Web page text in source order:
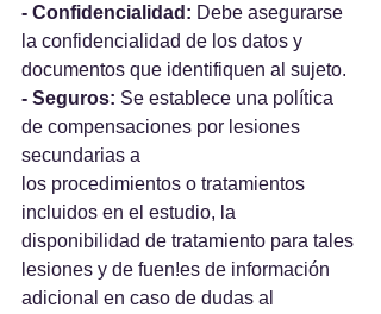
- Confidencialidad: Debe asegurarse
la confidencialidad de los datos y
documentos que identifiquen al sujeto.
- Seguros: Se establece una política
de compensaciones por lesiones
secundarias a
los procedimientos o tratamientos
incluidos en el estudio, la
disponibilidad de tratamiento para tales
lesiones y de fuen!es de información
adicional en caso de dudas al